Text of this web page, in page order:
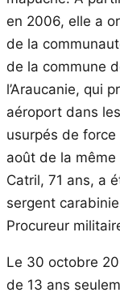
en 2006, elle a
de la
de la commune
l’Araucanie, qui
aéroport dans
usurpés de
août de la même
Catril, 71 ans, a
sergent
Procureur
Le 30 octobre
de 13 ans